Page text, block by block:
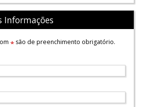
Informações
*são de preenchimento obrigatório.